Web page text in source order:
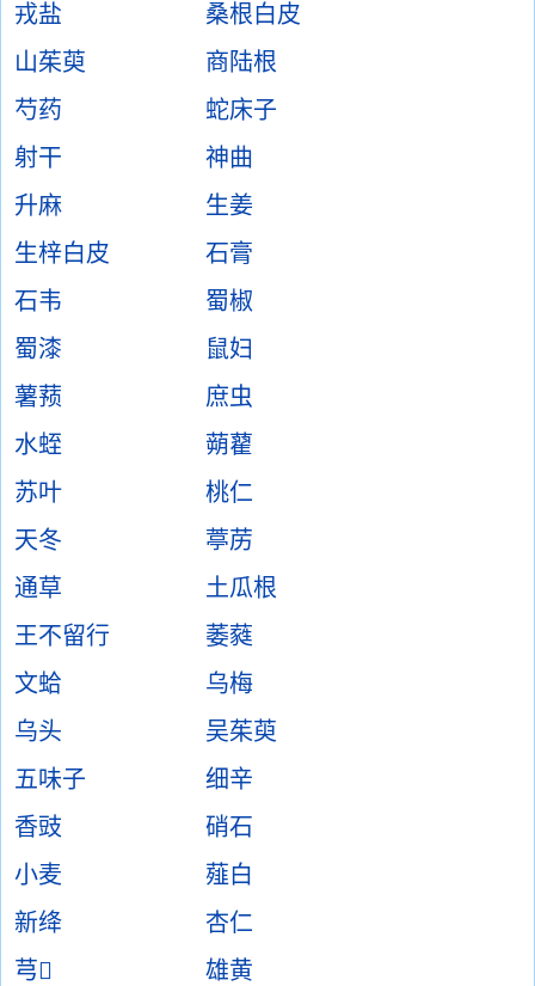
戎盐
桑根白皮
山茱萸
商陆根
芍药
蛇床子
射干
神曲
升麻
生姜
生梓白皮
石膏
石韦
蜀椒
蜀漆
鼠妇
薯蓣
庶虫
水蛭
蒴藋
苏叶
桃仁
天冬
葶苈
通草
土瓜根
王不留行
萎蕤
文蛤
乌梅
乌头
吴茱萸
五味子
细辛
香豉
硝石
小麦
薤白
新绛
杏仁
芎
雄黄